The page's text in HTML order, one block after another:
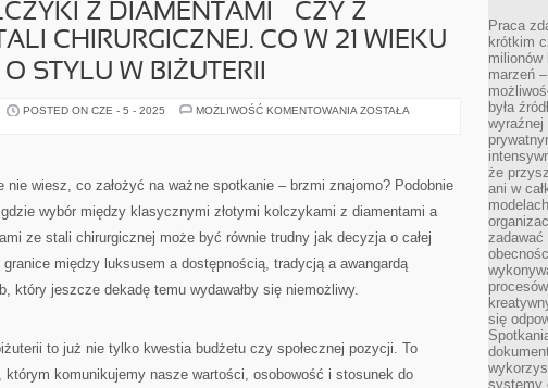
Z DIAMENTAMI – CZY Z
CHIRURGICZNEJ. CO W 21 WIEKU
STYLU W BIŻUTERII
POSTED ON CZE - 5 - 2025 MOŻLIWOŚĆ KOMENTOWANIA ZŁOTE
Z
MODNEJ
STALI
CHIRURGICZNEJ.
W
WIEKU
ZOSTAŁA
nie wiesz, co założyć na ważne spotkanie – brzmi znajomo? Podobnie
wybór między klasycznymi złotymi kolczykami z diamentami a
ze stali chirurgicznej może być równie trudny jak decyzja o całej
między luksusem a dostępnością, tradycją a awangardą
który jeszcze dekadę temu wydawałby się niemożliwy.
to już nie tylko kwestia budżetu czy społecznej pozycji. To
komunikujemy nasze wartości, osobowość i stosunek do
Praca
krótkim
milionów
marzeń
była
że
ani w
zadawać
się
systemy